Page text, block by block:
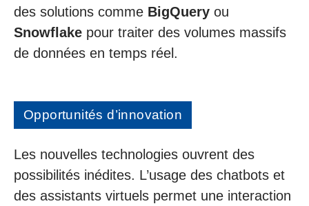
des solutions comme BigQuery ou
Snowflake pour traiter des volumes massifs
de données en temps réel.
Opportunités d’innovation
Les nouvelles technologies ouvrent des
possibilités inédites. L’usage des chatbots et
des assistants virtuels permet une interaction